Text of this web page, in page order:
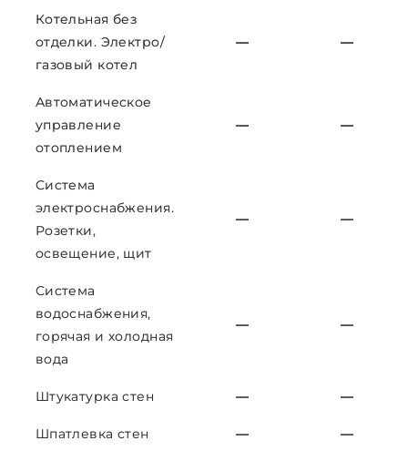
Котельная без
отделки. Электро/
газовый котел
— —
Автоматическое
управление
отоплением
— —
Система
электроснабжения.
Розетки,
освещение, щит
— —
Система
водоснабжения,
горячая и холодная
вода
— —
Штукатурка стен — —
Шпатлевка стен — —